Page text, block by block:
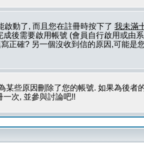
啟動了, 而且您在註冊時按下了 我未滿
後需要啟用帳號 (會員自行啟用或由
正確? 另一個沒收到信的原因,可能是
些原因刪除了您的帳號. 如果為後者
次, 並參與討論吧!!